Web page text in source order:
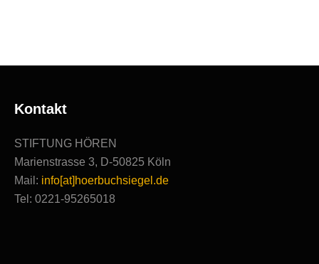
Kontakt
STIFTUNG HÖREN
Marienstrasse 3, D-50825 Köln
Mail: info[at]hoerbuchsiegel.de
Tel: 0221-95265018